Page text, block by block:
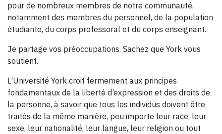
pour de nombreux membres de notre communauté,
notamment des membres du personnel, de la population
étudiante, du corps professoral et du corps enseignant.
Je partage vos préoccupations. Sachez que York vous
soutient.
L’Université York croit fermement aux principes
fondamentaux de la liberté d’expression et des droits de
la personne, à savoir que tous les individus doivent être
traités de la même manière, peu importe leur race, leur
sexe, leur nationalité, leur langue, leur religion ou tout